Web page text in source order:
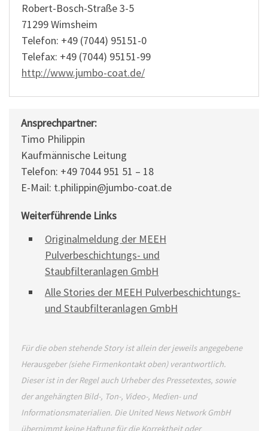
Robert-Bosch-Straße 3-5
71299 Wimsheim
Telefon: +49 (7044) 95151-0
Telefax: +49 (7044) 95151-99
http://www.jumbo-coat.de/
Ansprechpartner:
Timo Philippin
Kaufmännische Leitung
Telefon: +49 7044 951 51 – 18
E-Mail: t.philippin@jumbo-coat.de
Weiterführende Links
Originalmeldung der MEEH
Pulverbeschichtungs- und
Staubfilteranlagen GmbH
Alle Stories der MEEH Pulverbeschichtungs-
und Staubfilteranlagen GmbH
Für die oben stehende Story ist allein der jeweils angegebene
Herausgeber (siehe Firmenkontakt oben) verantwortlich.
Dieser ist in der Regel auch Urheber des Pressetextes, sowie
der angehängten Bild-, Ton-, Video-, Medien- und
Informationsmaterialien. Die United News Network GmbH
übernimmt keine Haftung für die Korrektheit oder